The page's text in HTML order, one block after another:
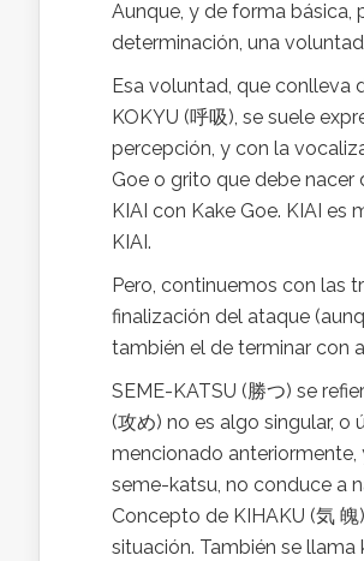
Aunque, y de forma básica,
determinación, una
Esa voluntad, que conlleva
KOKYU (呼吸), se suele
percepción, y con la
Goe o grito que debe nacer
KIAI con Kake Goe. KIAI
KIAI.
Pero, continuemos con las
finalización del ataque
también el de terminar con
SEME-KATSU (勝つ) se
(攻め) no es algo singular,
mencionado anteriormente,
seme-katsu, no conduce a
Concepto de KIHAKU (気
situación. También se